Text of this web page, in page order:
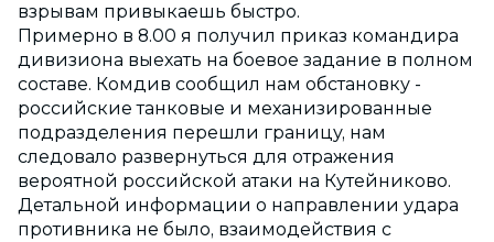
взрывам привыкаешь быстро.
Примерно в 8.00 я получил приказ командира
дивизиона выехать на боевое задание в полном
составе. Комдив сообщил нам обстановку -
российские танковые и механизированные
подразделения перешли границу, нам
следовало развернуться для отражения
вероятной российской атаки на Кутейниково.
Детальной информации о направлении удара
противника не было, взаимодействия с